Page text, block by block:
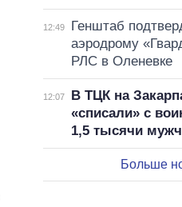
12:49
Генштаб
аэродрому
РЛС в Оленевке
12:07
В ТЦК на
«списали» с
1,5 тысячи
Больше